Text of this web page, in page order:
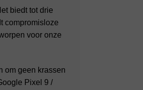
biedt tot drie
compromisloze
voor onze
om geen krassen
Pixel 9 /